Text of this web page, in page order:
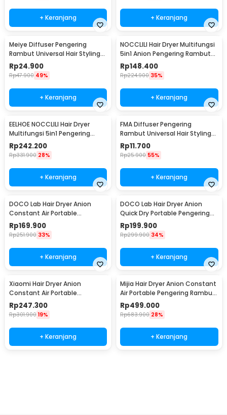
+ Keranjang + Keranjang
Meiye Diffuser Pengering
Rambut Universal Hair Styling
with Hood - MYE
Rp24.900
Rp47.900 49%
+ Keranjang
NOCCLILI Hair Dryer Multifungsi
5in1 Anion Pengering Rambut
600W - Q7
Rp148.400
Rp224.900 35%
+ Keranjang
EELHOE NOCCLILI Hair Dryer
Multifungsi 5in1 Pengering
Rambut 1000W - E21
Rp242.200
Rp331.900 28%
+ Keranjang
FMA Diffuser Pengering
Rambut Universal Hair Styling
for Curly Hair - FMAD
Rp11.700
Rp25.900 55%
+ Keranjang
DOCO Lab Hair Dryer Anion
Constant Air Portable
Pengering Rambut 1600W -
H800
Rp169.900
Rp251.900 33%
+ Keranjang
DOCO Lab Hair Dryer Anion
Quick Dry Portable Pengering
Rambut 1600W - H902
Rp199.900
Rp299.900 34%
+ Keranjang
Xiaomi Hair Dryer Anion
Constant Air Portable
Pengering Rambut 1600W -
H101
Rp247.300
Rp301.900 19%
+ Keranjang
Mijia Hair Dryer Anion Constant
Air Portable Pengering Rambut
1600W - H501
Rp499.000
Rp683.900 28%
+ Keranjang